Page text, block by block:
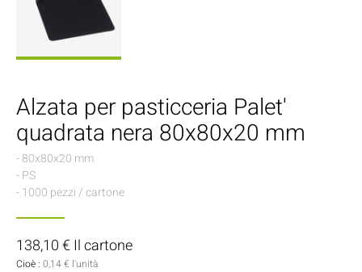
Alzata per pasticceria Palet'
quadrata nera 80x80x20 mm
- 80x80x20 mm
- PS
- 1000 pezzi / cartone
138,10 € Il cartone
Cioè : 0,14 € l'unità